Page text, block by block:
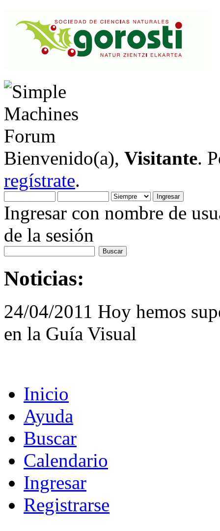
Bienvenido(a), Visitante.
regístrate.
Ingresar con nombre de
de la sesión
Noticias:
24/04/2011 Hoy hemos
en la Guía Visual
Inicio
Ayuda
Buscar
Calendario
Ingresar
Registrarse